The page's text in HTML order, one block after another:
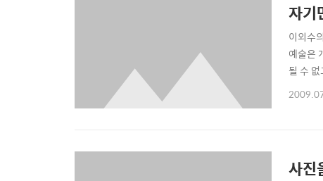
자기
이외수
예술은
될 수
색채,
사진